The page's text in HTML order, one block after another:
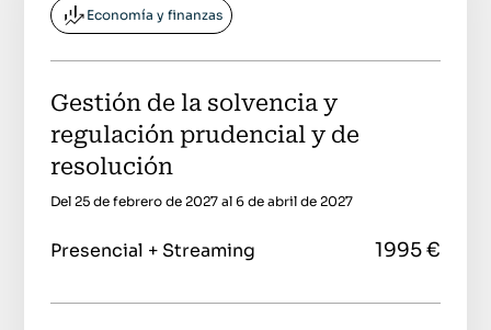
Economía y finanzas
Gestión de la solvencia y
regulación prudencial y de
resolución
Del 25 de febrero de 2027 al 6 de abril de 2027
Presencial + Streaming 1995 €